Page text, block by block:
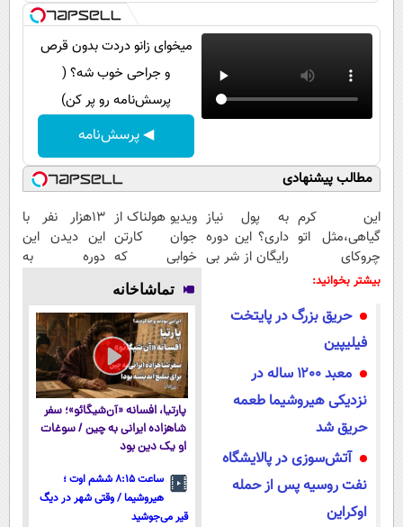
حیات وحش
میخوای زانو دردت بدون قرص
و جراحی خوب شه؟ (
پرسش‌نامه رو پر کن)
◀ پرسش‌نامه
مطالب پیشنهادی
این کرم
گیاهی،مثل اتو
چروکای
پوستتوصاف
به پول نیاز
داری؟ این دوره
رایگان از شر بی
ویدیو هولناک از
جوان کارتن
خوابی که
میلیاردر شد.
آموزش رایگان
13هزار نفر با
این دیدن این
دوره به
ثبت‌‌نام رایگان
بیشتر بخوانید:
حریق بزرگ در پایتخت
فیلیپین
معبد ۱۲۰۰ ساله در
نزدیکی هیروشیما طعمه
حریق شد
آتش‌سوزی در پالایشگاه
نفت روسیه پس از حمله
اوکراین
تماشاخانه
پارتیا، افسانه «آن‌شیگائو»؛ سفر
شاهزاده ایرانی به چین / سوغات
او یک دین بود
ساعت ۸:۱۵ ششم اوت ؛
هیروشیما / وقتی شهر در دیگ
قیر می‌جوشید